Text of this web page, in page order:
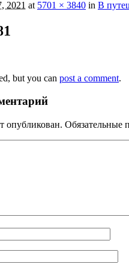
2021 at 5701 × 3840 in В
but you can post a comment.
опубликован. Обязательные